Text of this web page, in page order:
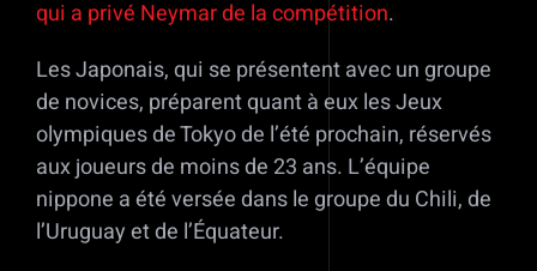
qui a privé Neymar de la compétition.
Les Japonais, qui se présentent avec un groupe
de novices, préparent quant à eux les Jeux
olympiques de Tokyo de l’été prochain, réservés
aux joueurs de moins de 23 ans. L’équipe
nippone a été versée dans le groupe du Chili, de
l’Uruguay et de l’Équateur.